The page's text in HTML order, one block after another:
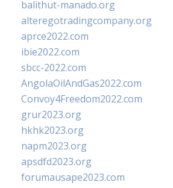
balithut-manado.org
alteregotradingcompany.org
aprce2022.com
ibie2022.com
sbcc-2022.com
AngolaOilAndGas2022.com
Convoy4Freedom2022.com
grur2023.org
hkhk2023.org
napm2023.org
apsdfd2023.org
forumausape2023.com